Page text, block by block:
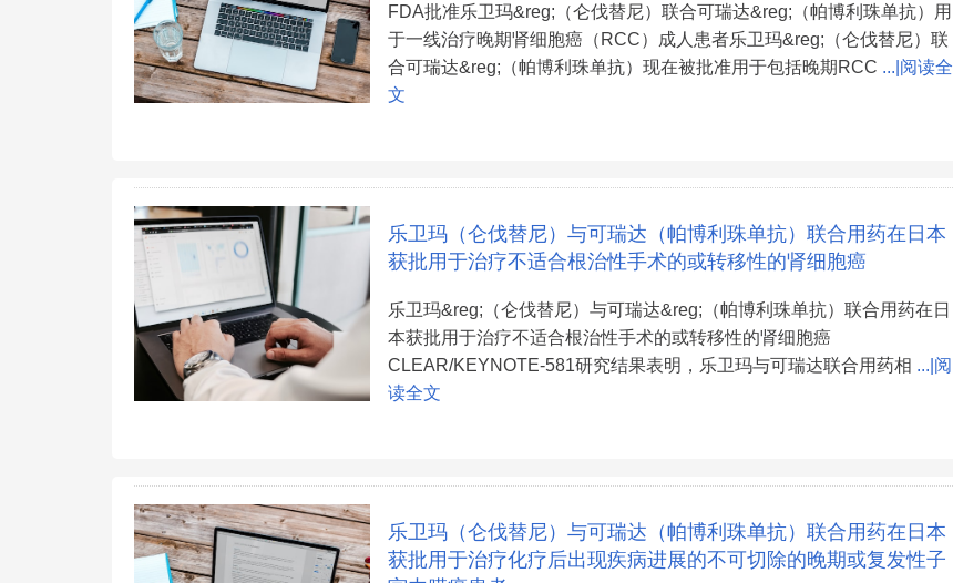
FDA批准乐卫玛&reg;（仑伐替尼）联合可瑞达&reg;（帕博利珠单抗）用
于一线治疗晚期肾细胞癌（RCC）成人患者乐卫玛&reg;（仑伐替尼）联
合可瑞达&reg;（帕博利珠单抗）现在被批准用于包括晚期RCC ...|阅读全
文
乐卫玛（仑伐替尼）与可瑞达（帕博利珠单抗）联合用药在日本
获批用于治疗不适合根治性手术的或转移性的肾细胞癌
乐卫玛&reg;（仑伐替尼）与可瑞达&reg;（帕博利珠单抗）联合用药在日
本获批用于治疗不适合根治性手术的或转移性的肾细胞癌
CLEAR/KEYNOTE-581研究结果表明，乐卫玛与可瑞达联合用药相 ...|阅
读全文
乐卫玛（仑伐替尼）与可瑞达（帕博利珠单抗）联合用药在日本
获批用于治疗化疗后出现疾病进展的不可切除的晚期或复发性子